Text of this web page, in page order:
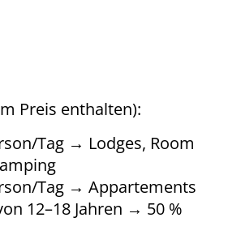
Preis enthalten):
Tag → Lodges, Room
Tag → Appartements
12–18 Jahren → 50 %